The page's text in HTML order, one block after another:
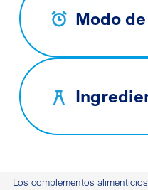
Modo
Los complementos